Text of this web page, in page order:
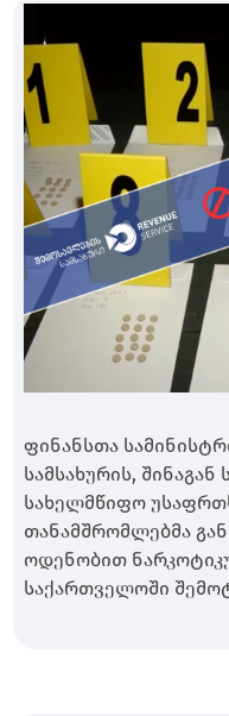
ფინანსთა
სამსახურის,
სახელმწიფო
თანამშრომლებმა
ოდენობით
საქართველოში